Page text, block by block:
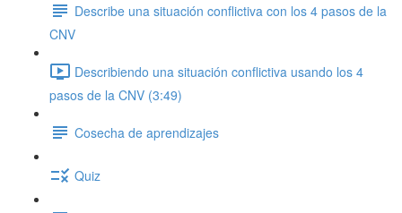
Describe una situación conflictiva con los 4 pasos de la
CNV
Describiendo una situación conflictiva usando los 4
pasos de la CNV (3:49)
Cosecha de aprendizajes
Quiz